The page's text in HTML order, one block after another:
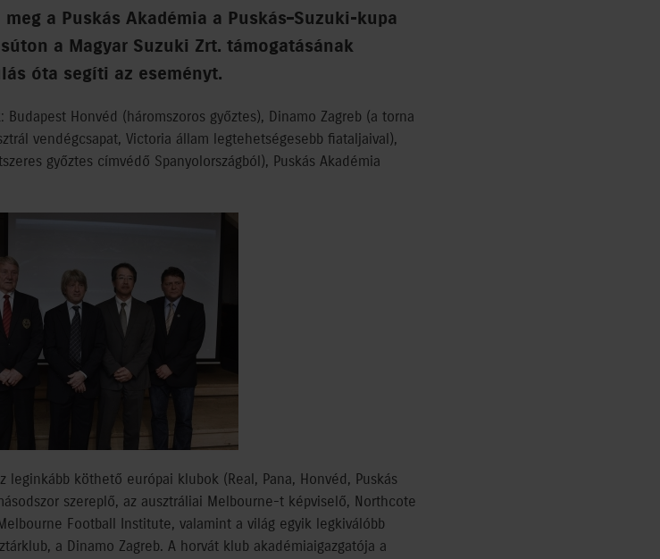
a Puskás Akadémia a Puskás–Suzuki-kupa
a Magyar Suzuki Zrt. támogatásának
óta segíti az eseményt.
Honvéd (háromszoros győztes), Dinamo Zagreb (a torna
vendégcsapat, Victoria állam legtehetségesebb fiataljaival),
győztes címvédő Spanyolországból), Puskás Akadémia
leginkább köthető európai klubok (Real, Pana, Honvéd, Puskás
szereplő, az ausztráliai Melbourne-t képviselő, Northcote
Football Institute, valamint a világ egyik legkiválóbb
a Dinamo Zagreb. A horvát klub akadémiaigazgatója a